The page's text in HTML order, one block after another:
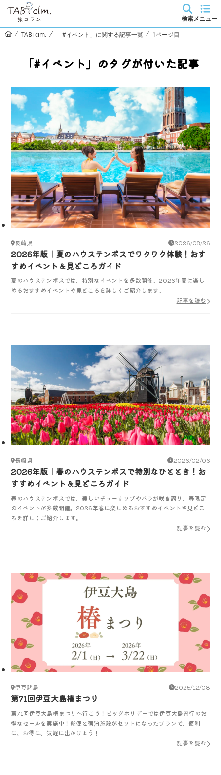
検索 メニュー
TABi cim. 「#イベント」に関する記事一覧 1ページ目
「#イベント」のタグが付いた記事
長崎県 2026/03/26
2026年版｜夏のハウステンボスでワクワク体験！おす
すめイベント＆見どころガイド
夏のハウステンボスでは、特別なイベントを多数開催。2026年夏に楽し
めるおすすめイベントや見どころを詳しくご紹介します。
記事を読む
長崎県 2026/02/06
2026年版｜春のハウステンボスで特別なひととき！お
すすめイベント＆見どころガイド
春のハウステンボスでは、美しいチューリップやバラが咲き誇り、春限定
のイベントが多数開催。2026年春に楽しめるおすすめイベントや見どこ
ろを詳しくご紹介します。
記事を読む
伊豆諸島 2025/12/08
第71回伊豆大島椿まつり
第71回伊豆大島椿まつりへ行こう！ビッグホリデーでは伊豆大島旅行のお
得なセールを実施中！船便と宿泊施設がセットになったプランで、便利
に、お得に、気軽に出かけよう！
記事を読む